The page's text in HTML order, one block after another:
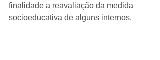
finalidade a reavaliação da medida
socioeducativa de alguns internos.